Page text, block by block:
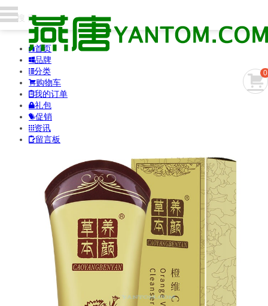
0
首页
品牌
分类
购物车
我的订单
礼包
促销
资讯
留言板